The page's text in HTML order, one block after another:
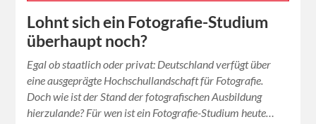
Lohnt sich ein Fotografie-Studium
überhaupt noch?
Egal ob staatlich oder privat: Deutschland verfügt über
eine ausgeprägte Hochschullandschaft für Fotografie.
Doch wie ist der Stand der fotografischen Ausbildung
hierzulande? Für wen ist ein Fotografie-Studium heute…